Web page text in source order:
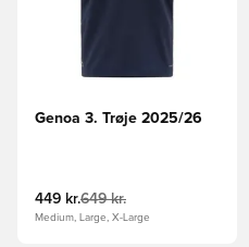
Genoa 3. Trøje 2025/26
449 kr.649 kr.
Medium, Large, X-Large